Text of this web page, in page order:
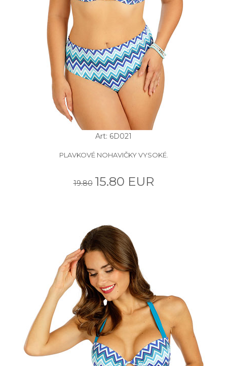
Art: 6D021
PLAVKOVÉ NOHAVIČKY VYSOKÉ.
19.80 15.80 EUR